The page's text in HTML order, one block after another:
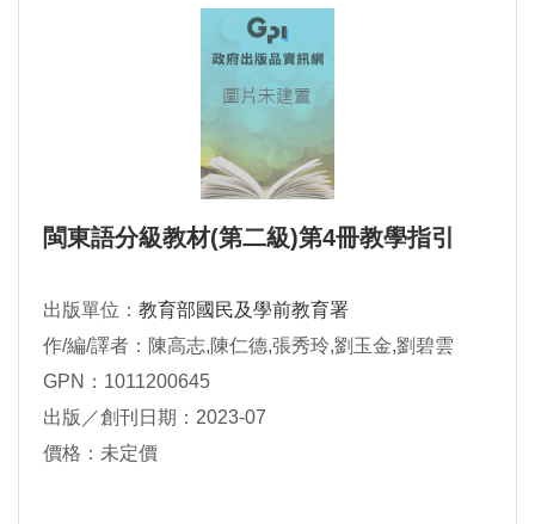
閩東語分級教材(第二級)第4冊教學指引
出版單位： 教育部國民及學前教育署
作/編/譯者：陳高志,陳仁德,張秀玲,劉玉金,劉碧雲
GPN：1011200645
出版／創刊日期：2023-07
價格：未定價